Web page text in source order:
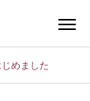
めました